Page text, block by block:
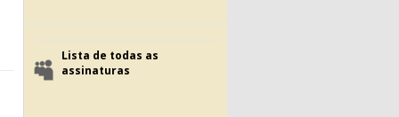
Lista de todas as
assinaturas